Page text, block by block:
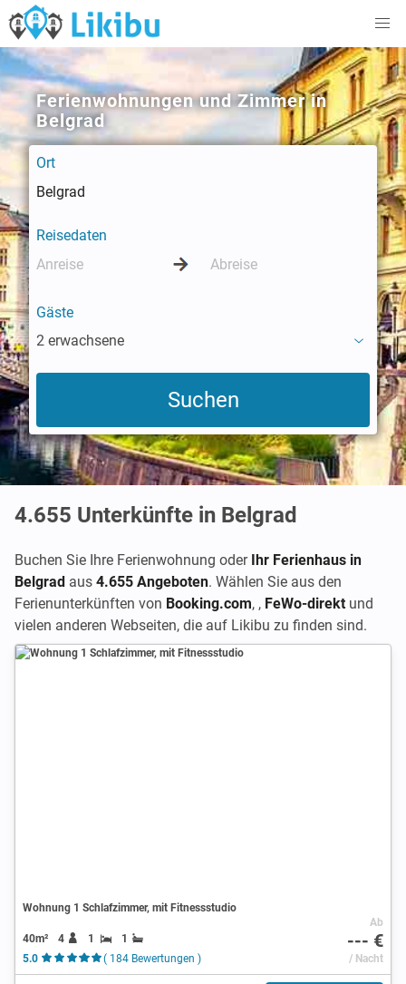
Ferienwohnungen und Zimmer in
Belgrad
Ort
Reisedaten
Gäste
2 erwachsene
4.655 Unterkünfte in Belgrad
Buchen Sie Ihre Ferienwohnung oder Ihr Ferienhaus in
Belgrad aus 4.655 Angeboten. Wählen Sie aus den
Ferienunterkünften von Booking.com, , FeWo-direkt und
vielen anderen Webseiten, die auf Likibu zu finden sind.
Wohnung 1 Schlafzimmer, mit Fitnessstudio
40m² 4 1
1
5.0
( 184 Bewertungen )
Ab
--- €
/ Nacht